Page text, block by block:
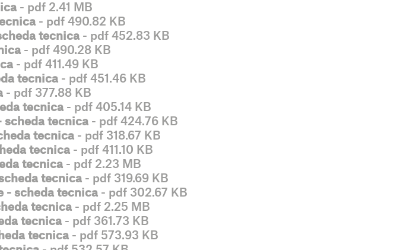
- pdf 2.41 MB
- pdf 490.82 KB
tecnica - pdf 452.83 KB
- pdf 490.28 KB
- pdf 411.49 KB
tecnica - pdf 451.46 KB
- pdf 377.88 KB
tecnica - pdf 405.14 KB
scheda tecnica - pdf 424.76 KB
tecnica - pdf 318.67 KB
tecnica - pdf 411.10 KB
tecnica - pdf 2.23 MB
tecnica - pdf 319.69 KB
- scheda tecnica - pdf 302.67 KB
tecnica - pdf 2.25 MB
tecnica - pdf 361.73 KB
tecnica - pdf 573.93 KB